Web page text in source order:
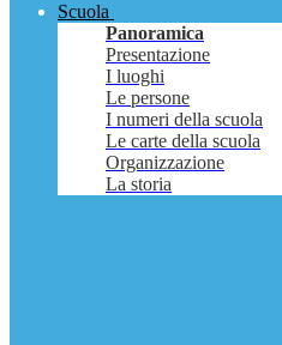
Scuola
Panoramica
Presentazione
I luoghi
Le persone
I numeri della scuola
Le carte della scuola
Organizzazione
La storia